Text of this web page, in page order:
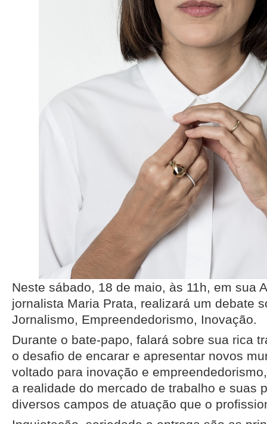
Neste sábado, 18 de maio, às 11h, em sua
jornalista Maria Prata, realizará um debate
Jornalismo, Empreendedorismo, Inovação.
Durante o bate-papo, falará sobre sua rica
o desafio de encarar e apresentar novos
voltado para inovação e
a realidade do mercado de trabalho e suas
diversos campos de atuação que o